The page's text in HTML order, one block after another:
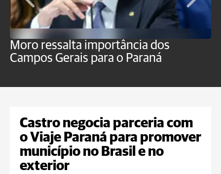
Moro ressalta importância dos
Campos Gerais para o Paraná
Castro negocia parceria com
o Viaje Paraná para promover
município no Brasil e no
exterior